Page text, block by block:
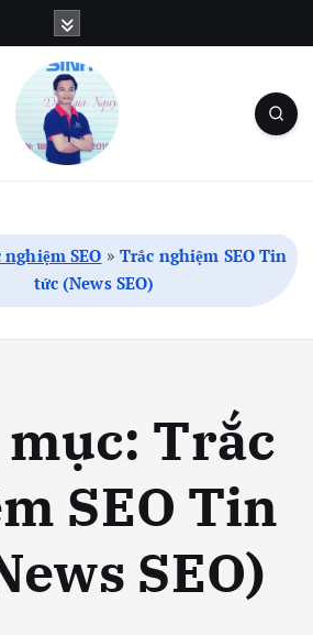
nghiệm SEO » Trắc nghiệm SEO Tin
tức (News SEO)
Trắc
SEO Tin
SEO)